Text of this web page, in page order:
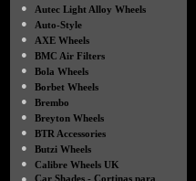
●
Autec Light Alloy Wheels
●
Auto-Style
●
AXE Wheels
●
BMC Air Filters
●
Bola Wheels
●
Borbet Wheels
●
Brembo
●
Breyton Wheels
●
BTR Accessories
●
Butzi Wheels
●
Calibre Wheels UK
●
Car Shades - Cortinas para